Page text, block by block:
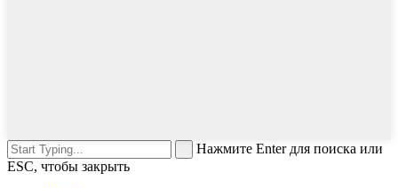
Нажмите Enter для поиска или
ESC, чтобы закрыть